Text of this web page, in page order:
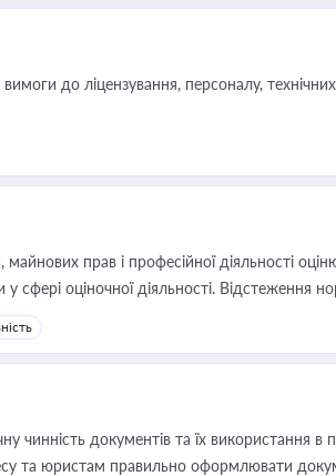
до ліцензування, персоналу, технічних
прав і професійної діяльності
сфері оціночної діяльності. Відстеження
юриста або бухгалтера під час
статусу суб'єктів оціночної діяльності
чинність документів та їх використання в
та юристам правильно оформлювати